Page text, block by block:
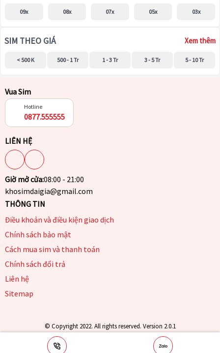
09x 08x 07x 05x 03x
SIM THEO GIÁ Xem thêm
< 500 K 500 - 1 Tr 1 - 3 Tr 3 - 5 Tr 5 - 10 Tr
Vua Sim
Hotline
0877.555555
LIÊN HỆ
Giờ mở cửa:08:00 - 21:00
khosimdaigia@gmail.com
THÔNG TIN
Điều khoản và điều kiện giao dịch
Chính sách bảo mật
Cách mua sim và thanh toán
Chính sách đổi trả
Liên hệ
Sitemap
© Copyright 2022. All rights reserved. Version 2.0.1